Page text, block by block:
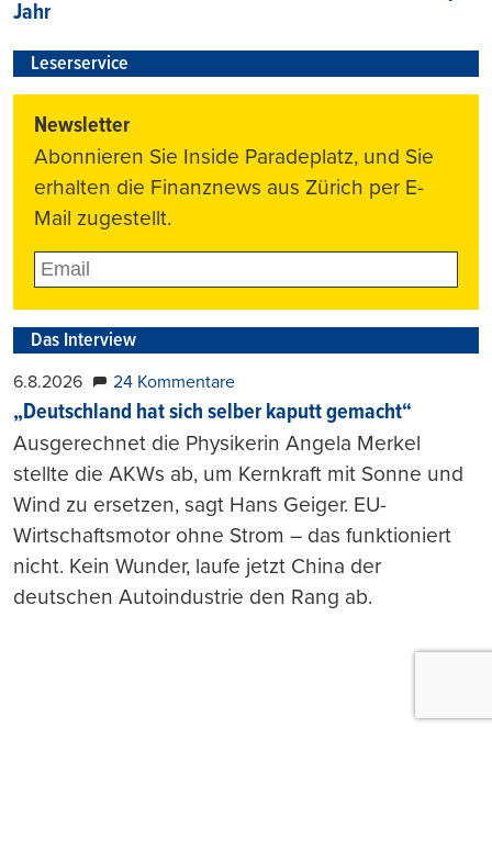
Jahr
Leserservice
Newsletter
Abonnieren Sie Inside Paradeplatz, und Sie
erhalten die Finanznews aus Zürich per E-
Mail zugestellt.
Das Interview
6.8.2026 24 Kommentare
„Deutschland hat sich selber kaputt gemacht“
Ausgerechnet die Physikerin Angela Merkel
stellte die AKWs ab, um Kernkraft mit Sonne und
Wind zu ersetzen, sagt Hans Geiger. EU-
Wirtschaftsmotor ohne Strom – das funktioniert
nicht. Kein Wunder, laufe jetzt China der
deutschen Autoindustrie den Rang ab.